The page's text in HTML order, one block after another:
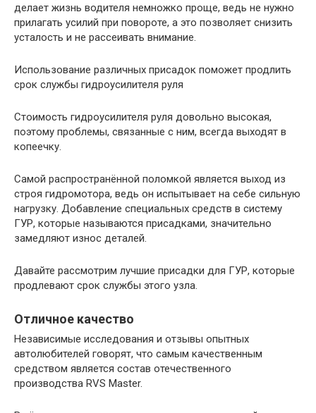
делает жизнь водителя немножко проще, ведь не нужно
прилагать усилий при повороте, а это позволяет снизить
усталость и не рассеивать внимание.
Использование различных присадок поможет продлить
срок службы гидроусилителя руля
Стоимость гидроусилителя руля довольно высокая,
поэтому проблемы, связанные с ним, всегда выходят в
копеечку.
Самой распространённой поломкой является выход из
строя гидромотора, ведь он испытывает на себе сильную
нагрузку. Добавление специальных средств в систему
ГУР, которые называются присадками, значительно
замедляют износ деталей.
Давайте рассмотрим лучшие присадки для ГУР, которые
продлевают срок службы этого узла.
Отличное качество
Независимые исследования и отзывы опытных
автолюбителей говорят, что самым качественным
средством является состав отечественного
производства RVS Master.